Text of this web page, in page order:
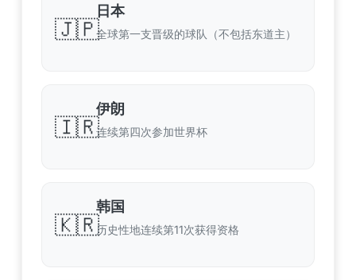
🇯🇵
日本
全球第一支晋级的球队（不包括东道主）
🇮🇷
伊朗
连续第四次参加世界杯
🇰🇷
韩国
历史性地连续第11次获得资格